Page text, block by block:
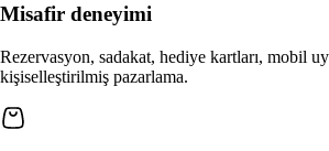
Misafir deneyimi
Rezervasyon, sadakat, hediye kartları, mobil
kişiselleştirilmiş pazarlama.